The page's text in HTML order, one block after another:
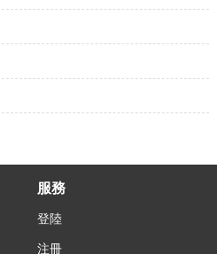
服務
登陸
注冊